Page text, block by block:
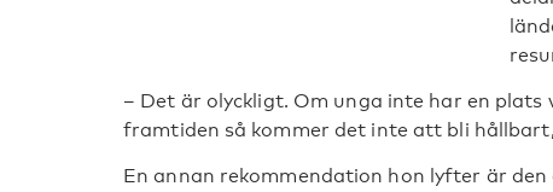
– Det är olyckligt. Om unga inte har en
framtiden så kommer det inte att bli
En annan rekommendation hon lyfter är